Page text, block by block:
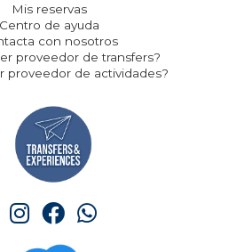
Mis reservas
Centro de ayuda
con nosotros
proveedor de transfers?
proveedor de actividades?